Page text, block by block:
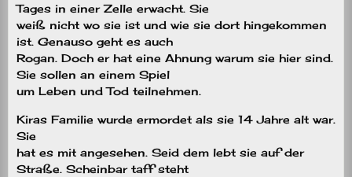
Tages in einer Zelle erwacht. Sie
weiß nicht wo sie ist und wie sie dort hingekommen
ist. Genauso geht es auch
Rogan. Doch er hat eine Ahnung warum sie hier sind.
Sie sollen an einem Spiel
um Leben und Tod teilnehmen.
Kiras Familie wurde ermordet als sie 14 Jahre alt war.
Sie
hat es mit angesehen. Seid dem lebt sie auf der
Straße. Scheinbar taff steht